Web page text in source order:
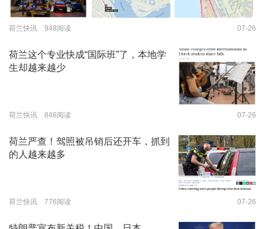
荷兰快讯 948阅读 07-26
荷兰这个专业快成“国际班”了，本地学
生却越来越少
荷兰快讯 846阅读 07-26
荷兰严查！驾照被吊销后还开车，抓到
的人越来越多
荷兰快讯 776阅读 07-26